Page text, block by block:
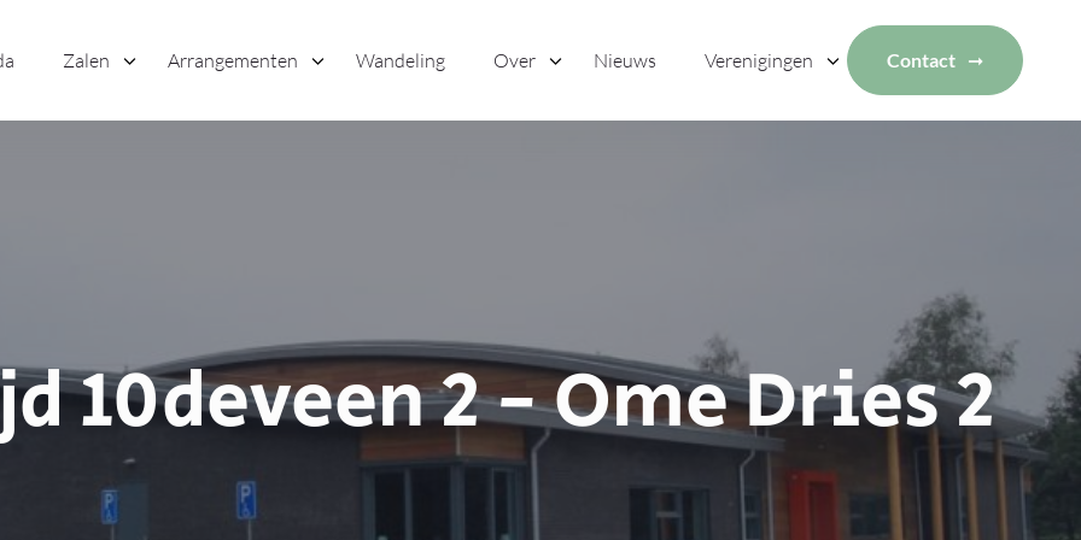
Zalen Arrangementen Wandeling Over Nieuws Verenigingen Contact
10deveen 2 - Ome Dries 2